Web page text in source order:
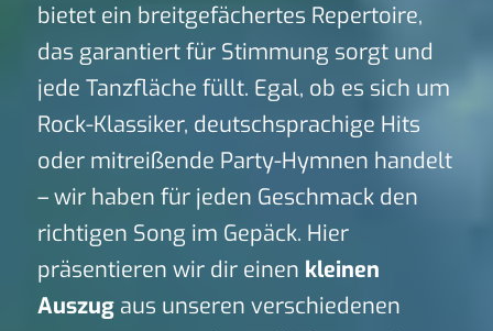
bietet ein breitgefächertes Repertoire,
das garantiert für Stimmung sorgt und
jede Tanzfläche füllt. Egal, ob es sich um
Rock-Klassiker, deutschsprachige Hits
oder mitreißende Party-Hymnen handelt
– wir haben für jeden Geschmack den
richtigen Song im Gepäck. Hier
präsentieren wir dir einen kleinen
Auszugaus unseren verschiedenen